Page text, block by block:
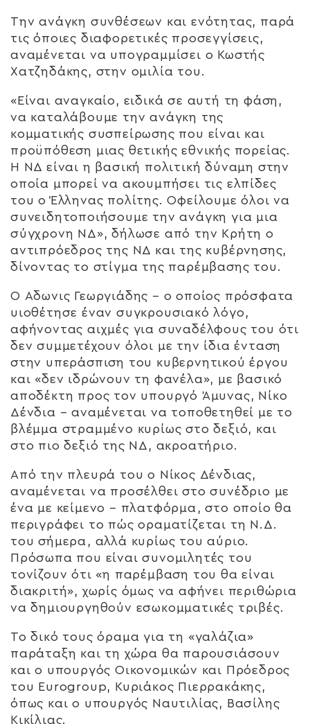
Την ανάγκη συνθέσεων και ενότητας, παρά
τις όποιες διαφορετικές προσεγγίσεις,
αναμένεται να υπογραμμίσει ο Κωστής
Χατζηδάκης, στην ομιλία του.
«Είναι αναγκαίο, ειδικά σε αυτή τη φάση,
να καταλάβουμε την ανάγκη της
κομματικής συσπείρωσης που είναι και
προϋπόθεση μιας θετικής εθνικής πορείας.
Η ΝΔ είναι η βασική πολιτική δύναμη στην
οποία μπορεί να ακουμπήσει τις ελπίδες
του ο Έλληνας πολίτης. Οφείλουμε όλοι να
συνειδητοποιήσουμε την ανάγκη για μια
σύγχρονη ΝΔ», δήλωσε από την Κρήτη ο
αντιπρόεδρος της ΝΔ και της κυβέρνησης,
δίνοντας το στίγμα της παρέμβασης του.
Ο Άδωνις Γεωργιάδης – ο οποίος πρόσφατα
υιοθέτησε έναν συγκρουσιακό λόγο,
αφήνοντας αιχμές για συναδέλφους του ότι
δεν συμμετέχουν όλοι με την ίδια ένταση
στην υπεράσπιση του κυβερνητικού έργου
και «δεν ιδρώνουν τη φανέλα», με βασικό
αποδέκτη προς τον υπουργό Άμυνας, Νίκο
Δένδια – αναμένεται να τοποθετηθεί με το
βλέμμα στραμμένο κυρίως στο δεξιό, και
στο πιο δεξιό της ΝΔ, ακροατήριο.
Από την πλευρά του ο Νίκος Δένδιας,
αναμένεται να προσέλθει στο συνέδριο με
ένα με κείμενο – πλατφόρμα, στο οποίο θα
περιγράφει το πώς οραματίζεται τη Ν.Δ.
του σήμερα, αλλά κυρίως του αύριο.
Πρόσωπα που είναι συνομιλητές του
τονίζουν ότι «η παρέμβαση του θα είναι
διακριτή», χωρίς όμως να αφήνει περιθώρια
να δημιουργηθούν εσωκομματικές τριβές.
Το δικό τους όραμα για τη «γαλάζια»
παράταξη και τη χώρα θα παρουσιάσουν
και ο υπουργός Οικονομικών και Πρόεδρος
του Eurogroup, Κυριάκος Πιερρακάκης,
όπως και ο υπουργός Ναυτιλίας, Βασίλης
Κικίλιας.